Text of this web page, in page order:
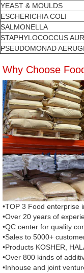
YEAST & MOULDS
ESCHERICHIA COLI
SALMONELLA
STAPHYLOCOCCUS
PSEUDOMONAD
Why Choose
•TOP 3 Food enterprise
•Over 20 years of
•QC center for quality
•Sales to 5000+
•Products KOSHER,
•Over 800 kinds of
•Inhouse and joint